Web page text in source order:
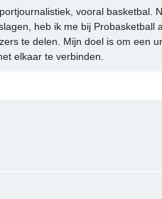
vooral basketbal.
heb ik me bij Probasketball
te delen. Mijn doel is om een
elkaar te verbinden.